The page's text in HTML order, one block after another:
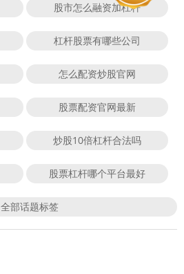
股市怎么融资加杠杆
杠杆股票有哪些公司
怎么配资炒股官网
股票配资官网最新
炒股10倍杠杆合法吗
股票杠杆哪个平台最好
全部话题标签